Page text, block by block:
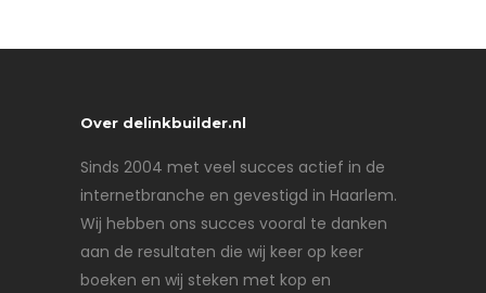
Over delinkbuilder.nl
Sinds 2004 met veel succes actief in de
internetbranche en gevestigd in Haarlem.
Wij hebben ons succes vooral te danken
aan de resultaten die wij keer op keer
boeken en wij steken met kop en